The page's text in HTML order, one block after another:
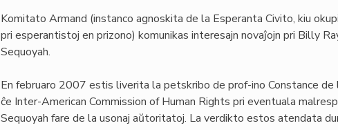
Komitato Armand (instanco agnoskita de la Esperanta Civito, kiu
pri esperantistoj en prizono) komunikas interesajn novaĵojn pri Billy
Sequoyah.
En februaro 2007 estis liverita la petskribo de prof-ino Constance de
ĉe Inter-American Commission of Human Rights pri eventuala
Sequoyah fare de la usonaj aŭtoritatoj. La verdikto estos atendata